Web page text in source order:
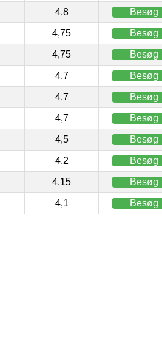
4,8 Besøg
4,75 Besøg
4,75 Besøg
4,7 Besøg
4,7 Besøg
4,7 Besøg
4,5 Besøg
4,2 Besøg
4,15 Besøg
4,1 Besøg